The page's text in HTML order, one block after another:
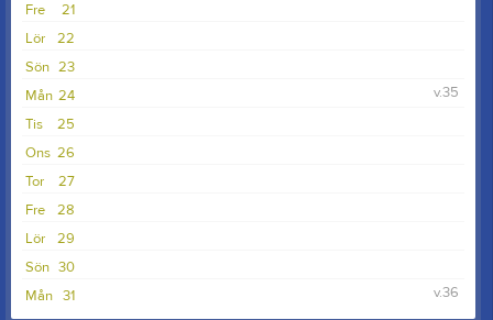
21
Fre
22
Lör
23
Sön
24
Mån
v.35
25
Tis
26
Ons
27
Tor
28
Fre
29
Lör
30
Sön
31
Mån v.36